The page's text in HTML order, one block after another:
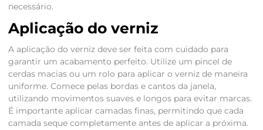
necessário.
Aplicação do verniz
A aplicação do verniz deve ser feita com cuidado para
garantir um acabamento perfeito. Utilize um pincel de
cerdas macias ou um rolo para aplicar o verniz de maneira
uniforme. Comece pelas bordas e cantos da janela,
utilizando movimentos suaves e longos para evitar marcas.
É importante aplicar camadas finas, permitindo que cada
camada seque completamente antes de aplicar a próxima.